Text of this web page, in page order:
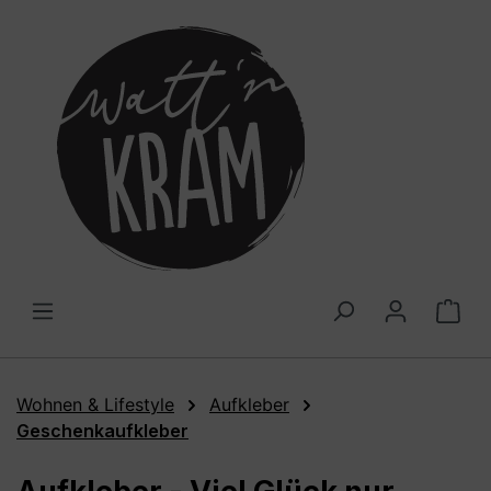
Wohnen & Lifestyle
Aufkleber
Geschenkaufkleber